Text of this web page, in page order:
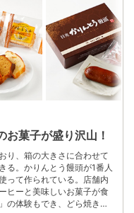
係
内容はご利用前にご自身でお
。正しい金額はご利用前にご
菓子が盛り沢山！
り、箱の大きさに合わせて
る。かりんとう饅頭が1番人
って作られている。店舗内
ヒーと美味しいお菓子が食
の体験もでき、どら焼き生